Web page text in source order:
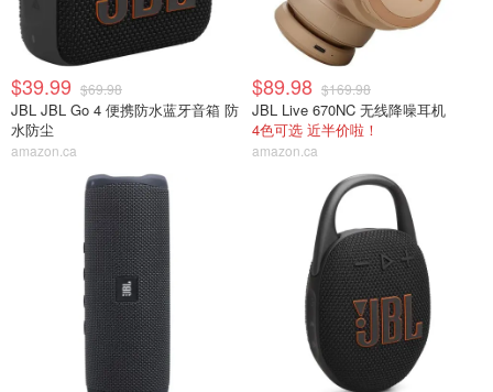
$39.99 $69.98
JBL JBL Go 4 便携防水蓝牙音箱 防
水防尘
amazon.ca
$89.98 $169.98
JBL Live 670NC 无线降噪耳机
4色可选 近半价啦！
amazon.ca